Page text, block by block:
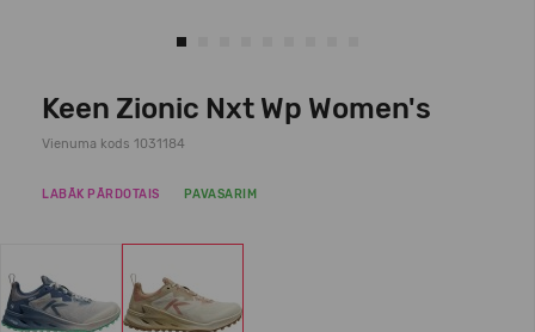
Keen Zionic Nxt Wp Women's
Vienuma kods 1031184
LABĀK PĀRDOTAIS PAVASARIM